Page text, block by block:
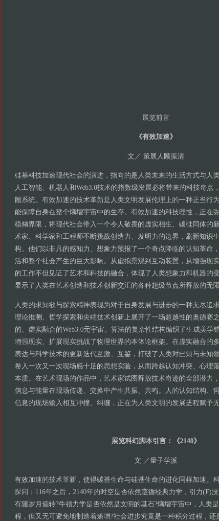
展览前言
《有效加速》
文／ 策展人顾振清
硅基科技加速现代社会的演进，指向的是人类未来的生活方式与人
人工智能、机器人和Web3.0技术的指数级发展必将带来的科技奇点
圈系统。有效加速的技术革新是人类文明发展伦理上的一种正当行
能保障自身在整个熵增宇宙中的生存。有效加速的科技理性，正在
模糊界限，将现代社会带入一个令人敬畏的虚实相生、碳硅同体的
术家、科学家和工程师不断挑战创造力、发明力的边界，刷新知识
构。他们以非凡的感知力、想象力预报了一个奇点降临的认知革命
活和整个社会产生的巨大影响。从虚拟景观到互动装置，从增强现
的工作不但见证了艺术和科技的融合，体现了人类想象力和机器的
显示了人类在艺术创造和技术创新交汇的各种超级节点所释放的无
人类的求知欲与探索精神表现为对于自身发展与进步的一种无尽追
理论推测、哲学探索和尖端技术创新上展开了一场超越性的奥德赛
的、虚实融合的Web3.0元宇宙。算法的复杂性结构编织了生成美学
增强现实、扩展现实挑战了物理世界的本体论框架。在虚实融合的
表达与科学技术的更新迭代互激、互鉴，打破了人类对已知与未知
卷入一次又一次现场感十足的思想实验，从而跨越认知冲突、心理
本质。在艺术现场的作品中，艺术家试图释放技术奇迹的全部潜力
信息与能量在现场传递、交换中产生共振、共鸣。人的认知结构、
信息的现场输入相互冲撞、纠缠，正在为人类文明的发展进程赋予
展览科幻脚本引言：《2140》
文 ／量子学派
有效加速的技术革新，使得碳基生命与硅基生命的进化同样加速。
探问：116年之后，2140年的时空是否依然遵循经典力学，引力(F)
有随岁月偏转?牛顿力学是否依然是文明的基石?熵增宇宙中，人类
程，但又无可避免地制造着熵增?社会进步究竟是一种积分过程，还